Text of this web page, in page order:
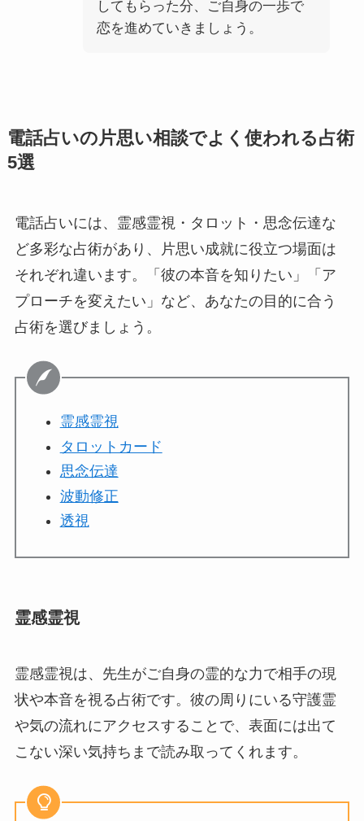
してもらった分、ご自身の一歩で
恋を進めていきましょう。
電話占いの片思い相談でよく使われる占術
5選
電話占いには、霊感霊視・タロット・思念伝達な
ど多彩な占術があり、片思い成就に役立つ場面は
それぞれ違います。「彼の本音を知りたい」「ア
プローチを変えたい」など、あなたの目的に合う
占術を選びましょう。
霊感霊視
タロットカード
思念伝達
波動修正
透視
霊感霊視
霊感霊視は、先生がご自身の霊的な力で相手の現
状や本音を視る占術です。彼の周りにいる守護霊
や気の流れにアクセスすることで、表面には出て
こない深い気持ちまで読み取ってくれます。